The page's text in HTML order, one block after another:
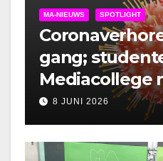
MA-NIEUWS SPOTLIGHT
gang;
Mediacollege
om lockdown
8 JUNI 2026